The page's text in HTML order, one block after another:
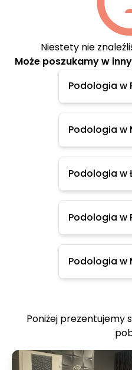
Niestety nie
Może poszukamy w
Podologia w
Podologia w
Podologia w
Podologia w
Podologia w
Poniżej prezentujemy